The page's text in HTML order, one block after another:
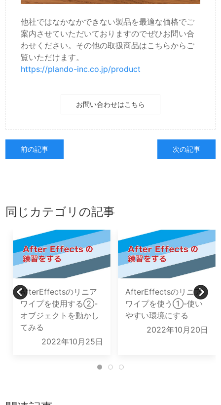
他社ではなかなかできない製品を最適な価格でご
案内させていただいておりますのでぜひお問い合
わせください。その他の取扱商品はこちらからご
覧いただけます。
https://plando-inc.co.jp/product
お問い合わせはこちら
前の記事 次の記事
同じカテゴリの記事
AfterEffectsのリニア
ワイプを使用する②-
オブジェクトを動かし
てみる
2022年10月25日
AfterEffectsのリニア
ワイプを使う①-使い
やすい環境にする
2022年10月20日